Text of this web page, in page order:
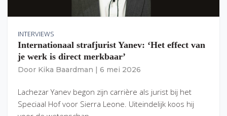
INTERVIEWS
Internationaal strafjurist Yanev: ‘Het effect van
je werk is direct merkbaar’
Door Kika Baardman 6 mei 2026
Lachezar Yanev begon zijn carrière als jurist bij het
Speciaal Hof voor Sierra Leone. Uiteindelijk koos hij